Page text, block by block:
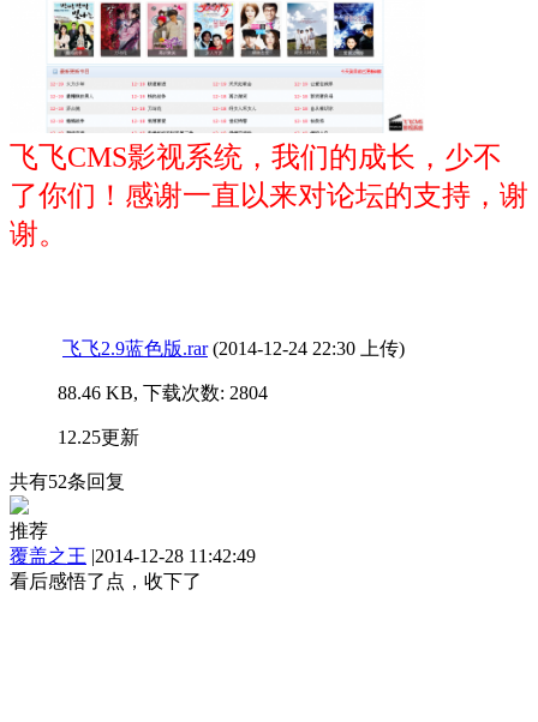
飞飞CMS影视系统，我们的成长，少不
了你们！ 感谢一直以来对论坛的支持，谢
谢。
飞飞2.9蓝色版.rar (2014-12-24 22:30 上传)
88.46 KB, 下载次数: 2804
12.25更新
共有52条回复
推荐
覆盖之王 |2014-12-28 11:42:49
看后感悟了点，收下了